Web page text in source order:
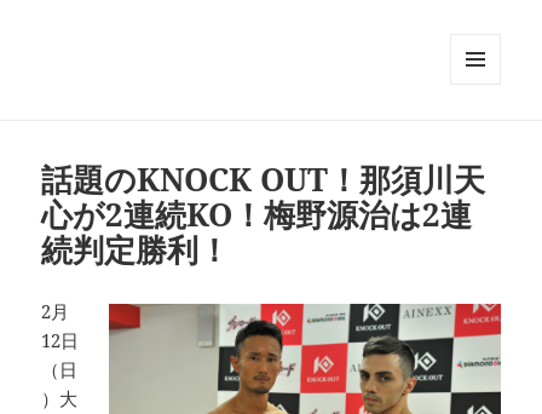
ット
話題のKNOCK OUT！那須川天
心が2連続KO！梅野源治は2連
続判定勝利！
2月
12日
（日
）大